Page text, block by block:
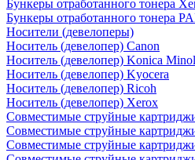
Бункеры отработанного тонера
Бункеры отработанного тонера
Носители (девелоперы)
Носитель (девелопер) Canon
Носитель (девелопер) Konica
Носитель (девелопер) Kyocera
Носитель (девелопер) Ricoh
Носитель (девелопер) Xerox
Совместимые струйные
Совместимые струйные
Совместимые струйные